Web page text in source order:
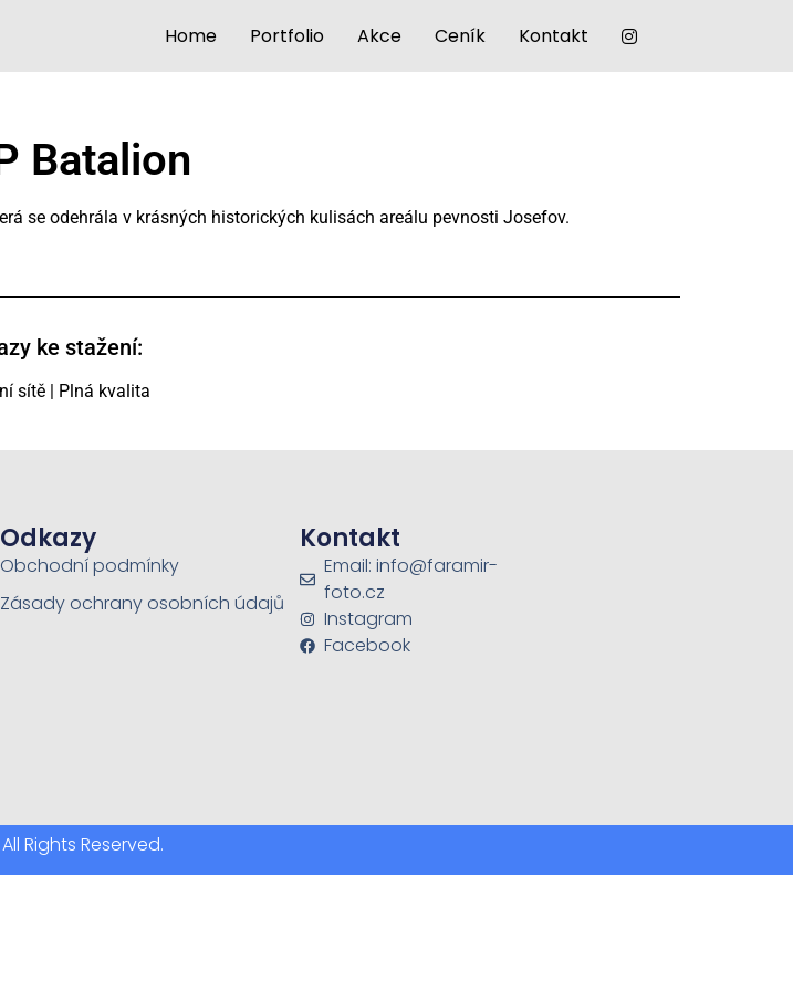
Home Portfolio Akce Ceník Kontakt
Batalion
se odehrála v krásných historických kulisách areálu pevnosti Josefov.
ke stažení:
sítě| Plná kvalita
Odkazy
Obchodní podmínky
Zásady ochrany osobních údajů
Kontakt
Email: info@faramir-
foto.cz
Instagram
Facebook
Rights Reserved.